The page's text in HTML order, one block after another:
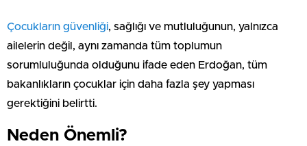
Çocukların güvenliği, sağlığı ve mutluluğunun, yalnızca
ailelerin değil, aynı zamanda tüm toplumun
sorumluluğunda olduğunu ifade eden Erdoğan, tüm
bakanlıkların çocuklar için daha fazla şey yapması
gerektiğini belirtti.
Neden Önemli?